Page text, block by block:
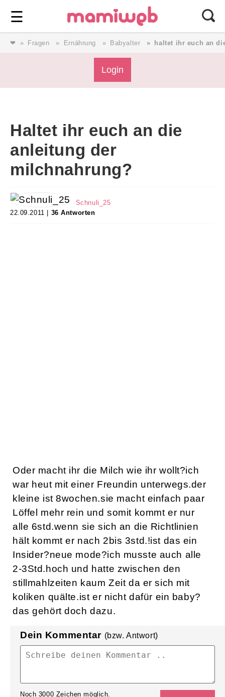
☰ ⎯ Wir lieben Familie ⎯
❤ Fragen Ernährung Babyalter haltet ihr euch an
Login
Haltet ihr euch an die
anleitung der
milchnahrung?
Schnuli_25
22.09.2011 | 36 Antworten
Oder macht ihr die Milch wie ihr wollt?ich
war heut mit einer Freundin unterwegs.der
kleine ist 8wochen.sie macht einfach paar
Löffel mehr rein und somit kommt er nur
alle 6std.wenn sie sich an die Richtlinien
hält kommt er nach 2bis 3std.!ist das ein
Insider?neue mode?ich musste auch alle
2-3Std.hoch und hatte zwischen den
stillmahlzeiten kaum Zeit da er sich mit
koliken quälte.ist er nicht dafür ein baby?
das gehört doch dazu.
Dein Kommentar (bzw. Antwort)
Noch 3000 Zeichen möglich.
Forum
Service
AGB & Impressum